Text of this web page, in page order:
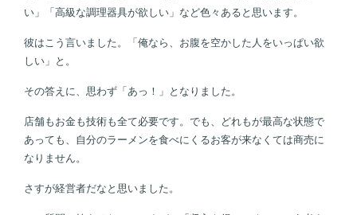
い」「高級な調理器具が欲しい」など色々あると思います。
彼はこう言いました。「俺なら、お腹を空かした人をいっぱい欲
しい」と。
その答えに、思わず「あっ！」となりました。
店舗もお金も技術も全て必要です。でも、どれもが最高な状態で
あっても、自分のラーメンを食べにくるお客が来なくては商売に
なりません。
さすが経営者だなと思いました。